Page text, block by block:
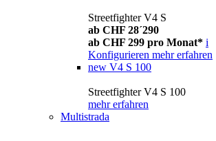
Streetfighter V4 S
ab CHF 28´290
ab CHF 299 pro Monat* i
Konfigurieren mehr erfahren
new V4 S 100
Streetfighter V4 S 100
mehr erfahren
Multistrada